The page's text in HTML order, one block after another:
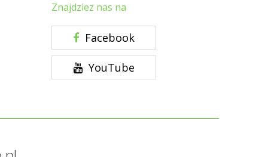
Znajdziez nas na
Facebook
YouTube